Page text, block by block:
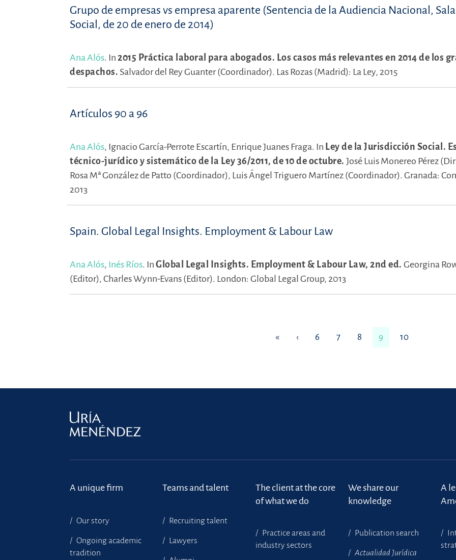
Grupo de empresas vs empresa aparente (Sentencia de la Audiencia Nacional,
Social, de 20 de enero de 2014)
Ana Alós. In 2015 Práctica laboral para abogados. Los casos más relevantes en 2014 de los
despachos. Salvador del Rey Guanter (Coordinador). Las Rozas (Madrid): La Ley, 2015
Artículos 90 a 96
Ana Alós, Ignacio García-Perrote Escartín, Enrique Juanes Fraga. In Ley de la Jurisdicción Social.
técnico-jurídico y sistemático de la Ley 36/2011, de 10 de octubre. José Luis Monereo Pérez
Rosa Mª González de Patto (Coordinador), Luis Ángel Triguero Martínez (Coordinador). Granada:
2013
Spain. Global Legal Insights. Employment & Labour Law
Ana Alós, Inés Ríos. In Global Legal Insights. Employment & Labour Law, 2nd ed. Georgina
(Editor), Charles Wynn-Evans (Editor). London: Global Legal Group, 2013
« ‹ 6 7 8 9 10
A unique firm
Our story
Ongoing academic
tradition
Teams and talent
Recruiting talent
Lawyers
The client at the core
of what we do
Practice areas and
industry sectors
We share our
knowledge
Publication search
Actualidad Jurídica
A